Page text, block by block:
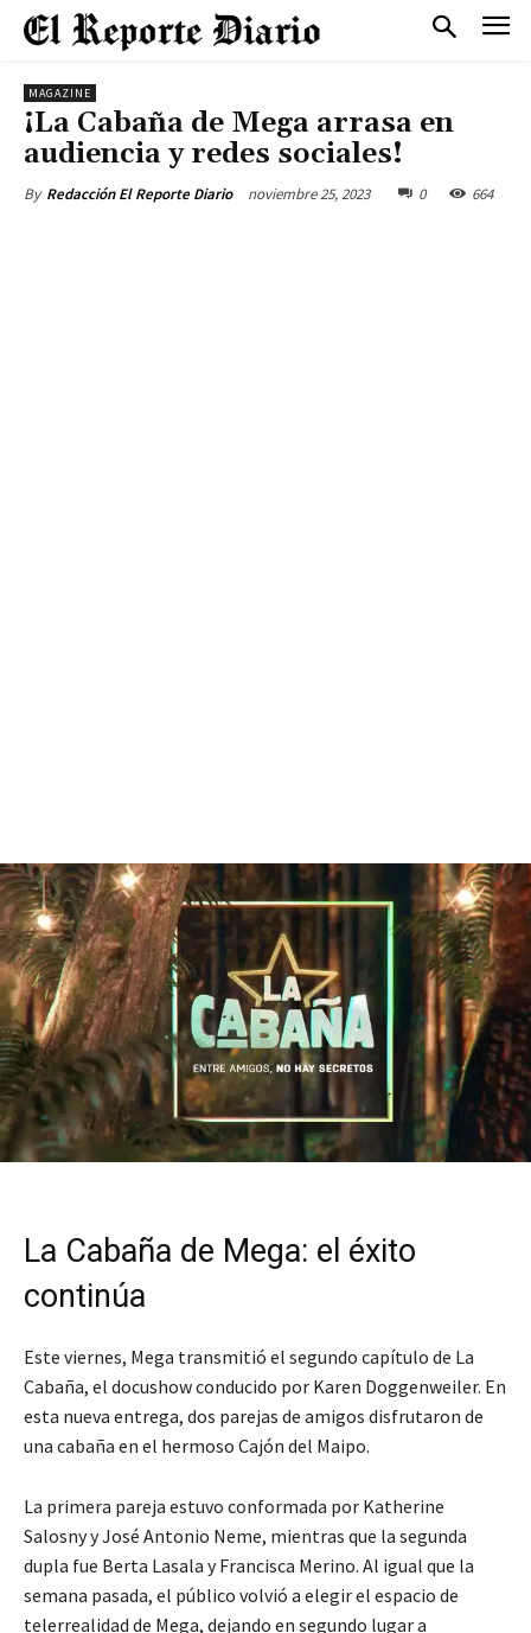
MAGAZINE
¡La Cabaña de Mega arrasa en
audiencia y redes sociales!
By Redacción El Reporte Diario noviembre 25, 2023 0 664
La Cabaña de Mega: el éxito
continúa
Este viernes, Mega transmitió el segundo capítulo de La
Cabaña, el docushow conducido por Karen Doggenweiler. En
esta nueva entrega, dos parejas de amigos disfrutaron de
una cabaña en el hermoso Cajón del Maipo.
La primera pareja estuvo conformada por Katherine
Salosny y José Antonio Neme, mientras que la segunda
dupla fue Berta Lasala y Francisca Merino. Al igual que la
semana pasada, el público volvió a elegir el espacio de
telerrealidad de Mega, dejando en segundo lugar a